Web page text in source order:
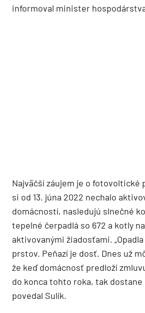
informoval minister
Najväčší záujem je o fotovoltické
si od 13. júna 2022 nechalo
domácností, nasledujú slnečné
tepelné čerpadlá so 672 a kotly
aktivovanými žiadosťami.
prstov. Peňazí je dosť. Dnes už
že keď domácnosť predloží
do konca tohto roka, tak dostane
povedal Sulík.